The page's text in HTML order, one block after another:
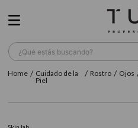
¿Qué estás buscando?
Cuidado de la
Piel
Rostro Ojos
TÉRMINOS MÁS BUSCADOS